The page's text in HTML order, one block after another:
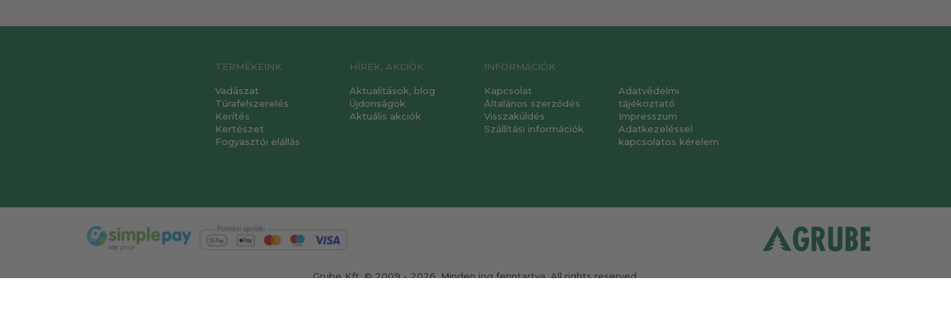
TERMÉKEINK
Vadászat
Túrafelszerelés
Kerítés
Kertészet
Fogyasztói elállás
HÍREK, AKCIÓK
Aktualitások, blog
Újdonságok
Aktuális akciók
INFORMÁCIÓK
Kapcsolat
Általános szerződés
Visszaküldés
Szállítási információk
Adatvédelmi
tájékoztató
Impresszum
Adatkezeléssel
kapcsolatos kérelem
Grube Kft. © 2009 - 2026. Minden jog fenntartva. All rights reserved.